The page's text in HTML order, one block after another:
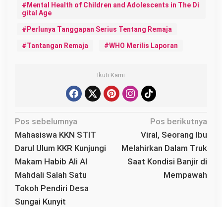
Mental Health of Children and Adolescents in The Di
gital Age
Perlunya Tanggapan Serius Tentang Remaja
Tantangan Remaja WHO Merilis Laporan
Ikuti Kami
N
a
v
i
g
a
s
Pos sebelumnya
Mahasiswa KKN STIT
Darul Ulum KKR Kunjungi
Makam Habib Ali Al
Mahdali Salah Satu
Tokoh Pendiri Desa
Sungai Kunyit
Pos berikutnya
Viral, Seorang Ibu
Melahirkan Dalam Truk
Saat Kondisi Banjir di
Mempawah